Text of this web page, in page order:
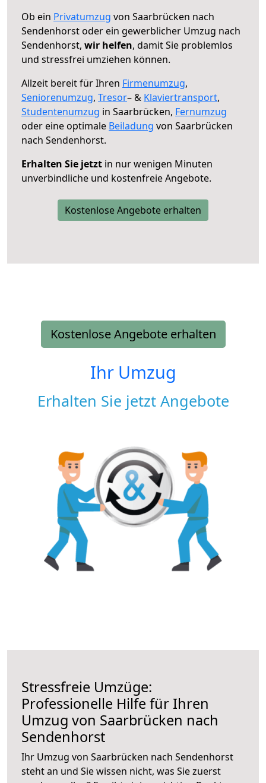
Ob ein Privatumzug von Saarbrücken nach
Sendenhorst oder ein gewerblicher Umzug nach
Sendenhorst, wir helfen, damit Sie problemlos
und stressfrei umziehen können.
Allzeit bereit für Ihren Firmenumzug,
Seniorenumzug, Tresor– & Klaviertransport,
Studentenumzug in Saarbrücken, Fernumzug
oder eine optimale Beiladung von Saarbrücken
nach Sendenhorst.
Erhalten Sie jetzt in nur wenigen Minuten
unverbindliche und kostenfreie Angebote.
Kostenlose Angebote erhalten
Kostenlose Angebote erhalten
Ihr Umzug
Erhalten Sie jetzt Angebote
Stressfreie Umzüge:
Professionelle Hilfe für Ihren
Umzug von Saarbrücken nach
Sendenhorst
Ihr Umzug von Saarbrücken nach Sendenhorst
steht an und Sie wissen nicht, was Sie zuerst